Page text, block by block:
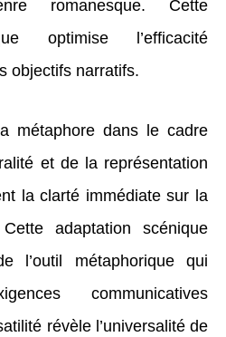
romanesque. Cette
optimise l’efficacité
objectifs narratifs.
métaphore dans le cadre
et de la représentation
la clarté immédiate sur la
adaptation scénique
l’outil métaphorique qui
communicatives
révèle l’universalité de